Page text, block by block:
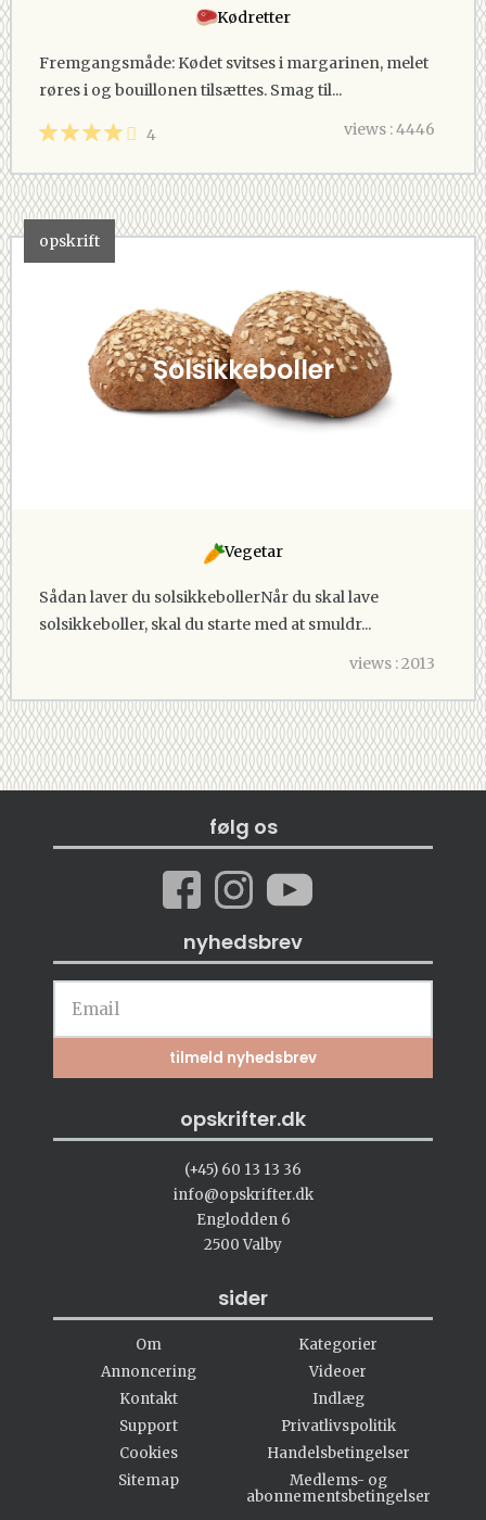
Kødretter
Fremgangsmåde: Kødet svitses i margarinen, melet
røres i og bouillonen tilsættes. Smag til...
4 views : 4446
opskrift
Solsikkeboller
Vegetar
Sådan laver du solsikkebollerNår du skal lave
solsikkeboller, skal du starte med at smuldr...
views : 2013
følg os
nyhedsbrev
opskrifter.dk
(+45) 60 13 13 36
info@opskrifter.dk
Englodden 6
2500 Valby
sider
Om
Annoncering
Kontakt
Support
Cookies
Sitemap
Kategorier
Videoer
Indlæg
Privatlivspolitik
Handelsbetingelser
Medlems- og
abonnementsbetingelser